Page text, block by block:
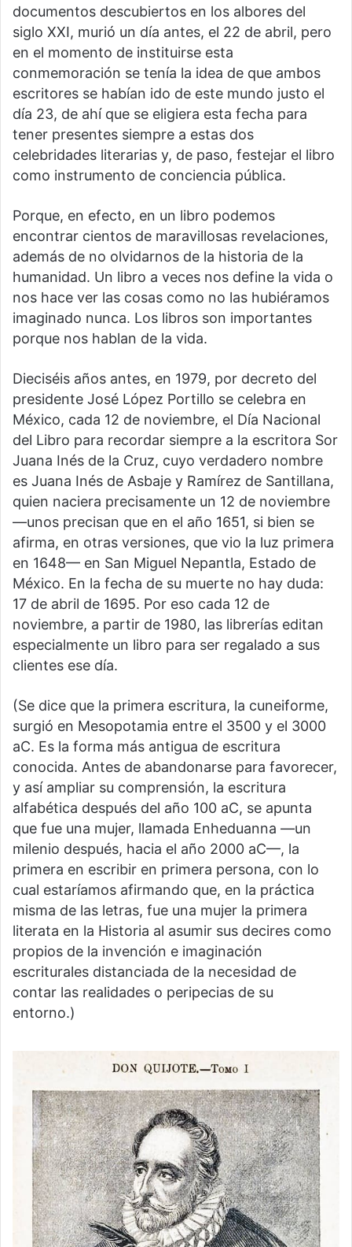
documentos descubiertos en los albores del
siglo XXI, murió un día antes, el 22 de abril, pero
en el momento de instituirse esta
conmemoración se tenía la idea de que ambos
escritores se habían ido de este mundo justo el
día 23, de ahí que se eligiera esta fecha para
tener presentes siempre a estas dos
celebridades literarias y, de paso, festejar el libro
como instrumento de conciencia pública.
Porque, en efecto, en un libro podemos
encontrar cientos de maravillosas revelaciones,
además de no olvidarnos de la historia de la
humanidad. Un libro a veces nos define la vida o
nos hace ver las cosas como no las hubiéramos
imaginado nunca. Los libros son importantes
porque nos hablan de la vida.
Dieciséis años antes, en 1979, por decreto del
presidente José López Portillo se celebra en
México, cada 12 de noviembre, el Día Nacional
del Libro para recordar siempre a la escritora Sor
Juana Inés de la Cruz, cuyo verdadero nombre
es Juana Inés de Asbaje y Ramírez de Santillana,
quien naciera precisamente un 12 de noviembre
—unos precisan que en el año 1651, si bien se
afirma, en otras versiones, que vio la luz primera
en 1648— en San Miguel Nepantla, Estado de
México. En la fecha de su muerte no hay duda:
17 de abril de 1695. Por eso cada 12 de
noviembre, a partir de 1980, las librerías editan
especialmente un libro para ser regalado a sus
clientes ese día.
(Se dice que la primera escritura, la cuneiforme,
surgió en Mesopotamia entre el 3500 y el 3000
aC. Es la forma más antigua de escritura
conocida. Antes de abandonarse para favorecer,
y así ampliar su comprensión, la escritura
alfabética después del año 100 aC, se apunta
que fue una mujer, llamada Enheduanna —un
milenio después, hacia el año 2000 aC—, la
primera en escribir en primera persona, con lo
cual estaríamos afirmando que, en la práctica
misma de las letras, fue una mujer la primera
literata en la Historia al asumir sus decires como
propios de la invención e imaginación
escriturales distanciada de la necesidad de
contar las realidades o peripecias de su
entorno.)